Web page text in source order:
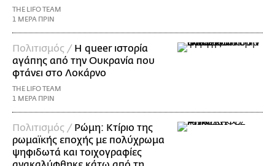
THE LIFO TEAM
1 ΜΕΡΑ ΠΡΙΝ
Πολιτισμός / Η queer ιστορία
αγάπης από την Ουκρανία που
φτάνει στο Λοκάρνο
THE LIFO TEAM
1 ΜΕΡΑ ΠΡΙΝ
Πολιτισμός / Ρώμη: Κτίριο της
ρωμαϊκής εποχής με πολύχρωμα
ψηφιδωτά και τοιχογραφίες